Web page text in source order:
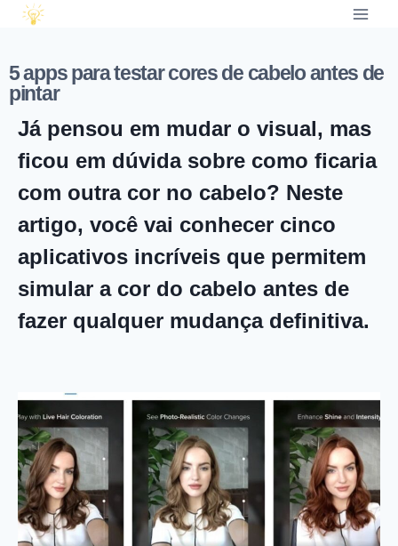
5 apps para testar cores de cabelo antes de
pintar
Já pensou em mudar o visual, mas
ficou em dúvida sobre como ficaria
com outra cor no cabelo? Neste
artigo, você vai conhecer cinco
aplicativos incríveis que permitem
simular a cor do cabelo antes de
fazer qualquer mudança definitiva.